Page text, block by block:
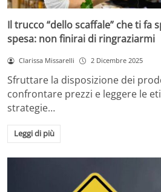
Il trucco “dello scaffale” che ti fa
spesa: non finirai di ringraziarmi
Clarissa Missarelli 2 Dicembre 2025
Sfruttare la disposizione dei
confrontare prezzi e leggere le
strategie…
Leggi di più